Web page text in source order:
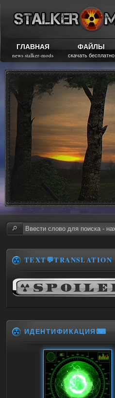
ГЛАВНАЯ
news stalker-mods
ФАЙЛЫ
скачать бесплатно
TEXT💬TRANSLATION
ИДЕНТИФИКАЦИЯ⌨